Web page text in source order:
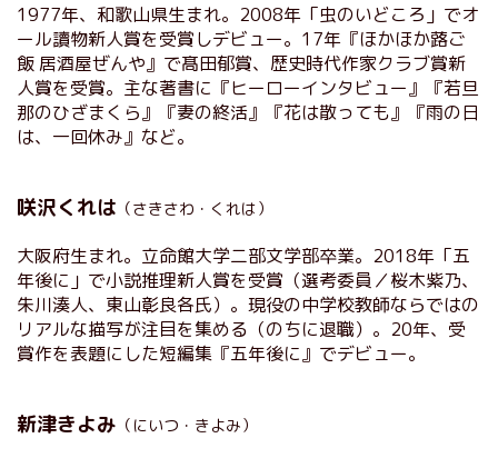
1977年、和歌山県生まれ。2008年「虫のいどころ」でオ
ール讀物新人賞を受賞しデビュー。17年『ほかほか蕗ご
飯 居酒屋ぜんや』で髙田郁賞、歴史時代作家クラブ賞新
人賞を受賞。主な著書に『ヒーローインタビュー』『若旦
那のひざまくら』『妻の終活』『花は散っても』『雨の日
は、一回休み』など。
咲沢くれは （さきさわ・くれは）
大阪府生まれ。立命館大学二部文学部卒業。2018年「五
年後に」で小説推理新人賞を受賞（選考委員／桜木紫乃、
朱川湊人、東山彰良各氏）。現役の中学校教師ならではの
リアルな描写が注目を集める（のちに退職）。20年、受
賞作を表題にした短編集『五年後に』でデビュー。
新津きよみ （にいつ・きよみ）